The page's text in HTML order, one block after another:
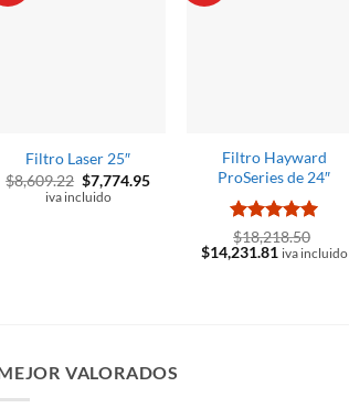
Filtro Laser 25″
$8,609.22 El
precio
$7,774.95El
$7,774.95.
iva incluido
Filtro Hayward
ProSeries de 24″
Valorado
con5de 5
$18,218.50
El
precio
$14,231.81 El
iva incluido
VALORADOS